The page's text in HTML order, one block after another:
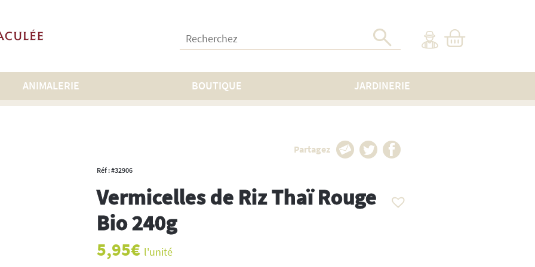
Recherchez :
ANIMALERIE BOUTIQUE JARDINERIE
240g
Partagez
Réf : #32906
Vermicelles de Riz Thaï Rouge
Bio 240g
5,95€ l'unité